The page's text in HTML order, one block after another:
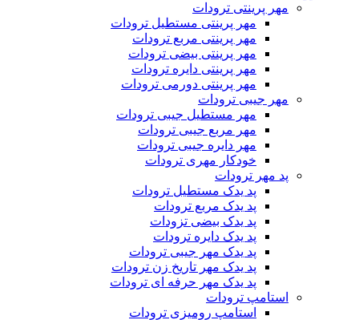
مهر پرینتی ترودات
مهر پرینتی مستطیل ترودات
مهر پرینتی مربع ترودات
مهر پرینتی بیضی ترودات
مهر پرینتی دایره ترودات
مهر پرینتی دورمی ترودات
مهر جیبی ترودات
مهر مستطیل جیبی ترودات
مهر مربع جیبی ترودات
مهر دایره جیبی ترودات
خودکار مهری ترودات
پد مهر ترودات
پد یدک مستطیل ترودات
پد یدک مربع ترودات
پد یدک بیضی تزودات
پد یدک دایره ترودات
پد یدک مهر جیبی ترودات
پد یدک مهر تاریخ زن ترودات
پد یدک مهر حرفه ای ترودات
استامپ ترودات
استامپ رومیزی ترودات